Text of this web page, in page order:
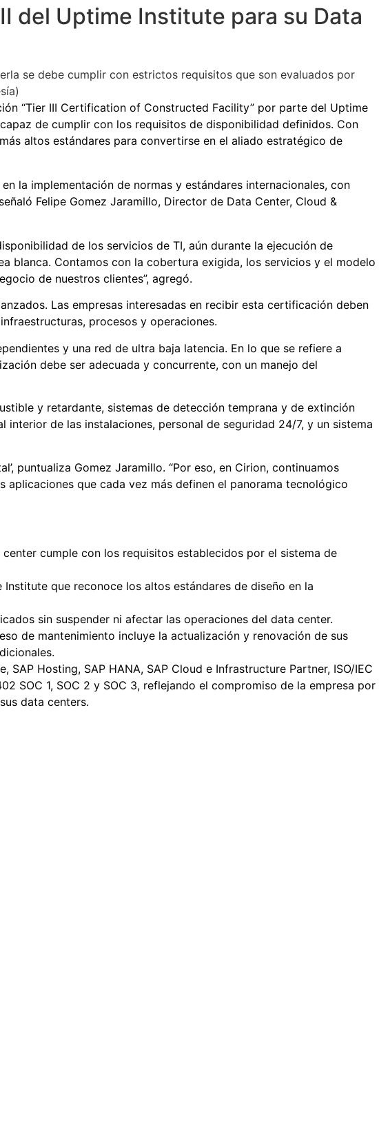
del Uptime Institute para su Data
“Tier III Certification of Constructed Facility” por parte del Uptime
de cumplir con los requisitos de disponibilidad definidos. Con
altos estándares para convertirse en el aliado estratégico de
la implementación de normas y estándares internacionales, con
Felipe Gomez Jaramillo, Director de Data Center, Cloud &
de los servicios de TI, aún durante la ejecución de
blanca. Contamos con la cobertura exigida, los servicios y el modelo
de nuestros clientes”, agregó.
Las empresas interesadas en recibir esta certificación deben
procesos y operaciones.
y una red de ultra baja latencia. En lo que se refiere a
debe ser adecuada y concurrente, con un manejo del
y retardante, sistemas de detección temprana y de extinción
de las instalaciones, personal de seguridad 24/7, y un sistema
puntualiza Gomez Jaramillo. “Por eso, en Cirion, continuamos
que cada vez más definen el panorama tecnológico
cumple con los requisitos establecidos por el sistema de
que reconoce los altos estándares de diseño en la
sin suspender ni afectar las operaciones del data center.
de mantenimiento incluye la actualización y renovación de sus
Hosting, SAP HANA, SAP Cloud e Infrastructure Partner, ISO/IEC
SOC 1, SOC 2 y SOC 3, reflejando el compromiso de la empresa por
data centers.